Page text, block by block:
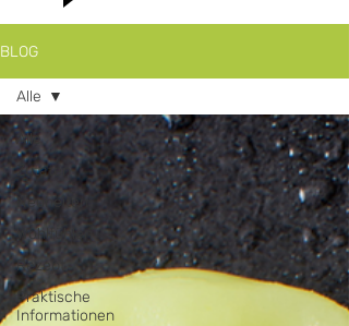
BLOG
Alle
Zutaten
Neuheiten
Wohlfühlen
Rezept
Praktische
Informationen
Alle